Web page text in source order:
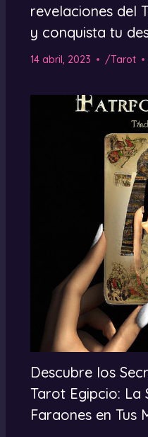
revelaciones del
y conquista tu
14 abril, 2023 /Tarot
Descubre los
Tarot Egipcio: La
Faraones en Tus